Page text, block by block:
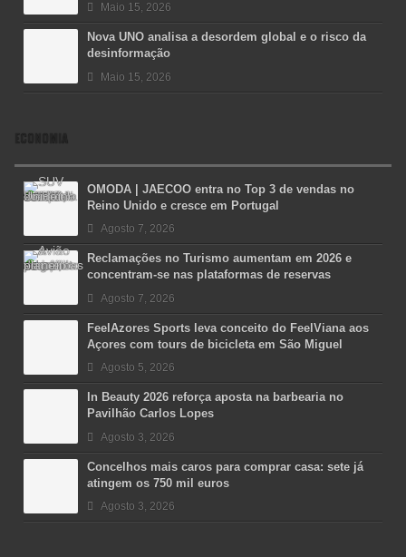
Maio 15, 2026
Nova UNO analisa a desordem global e o risco da
desinformação
Maio 15, 2026
ECONOMIA
OMODA | JAECOO entra no Top 3 de vendas no
Reino Unido e cresce em Portugal
Agosto 7, 2026
Reclamações no Turismo aumentam em 2026 e
concentram-se nas plataformas de reservas
Agosto 7, 2026
FeelAzores Sports leva conceito do FeelViana aos
Açores com tours de bicicleta em São Miguel
Agosto 5, 2026
In Beauty 2026 reforça aposta na barbearia no
Pavilhão Carlos Lopes
Agosto 3, 2026
Concelhos mais caros para comprar casa: sete já
atingem os 750 mil euros
Agosto 3, 2026